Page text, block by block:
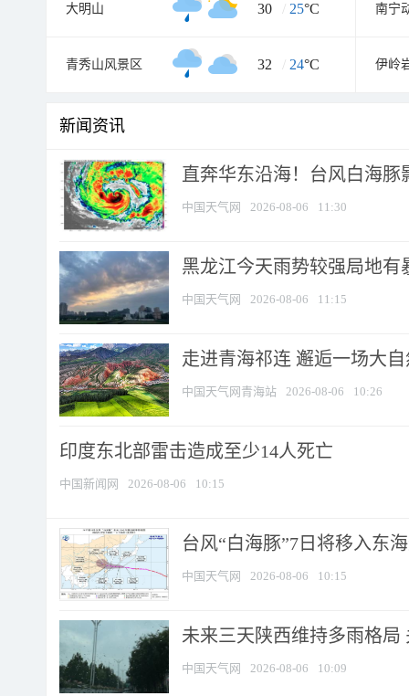
大明山 30 / 25°C 南宁
青秀山风景区 32 / 24°C 伊岭
新闻资讯
直奔华东沿海！台风白海豚
中国天气网 2026-08-06 11:30
黑龙江今天雨势较强局地有
中国天气网 2026-08-06 11:15
走进青海祁连 邂逅一场大
中国天气网青海站 2026-08-06 10:26
印度东北部雷击造成至少14人死亡
中国新闻网 2026-08-06 10:15
台风“白海豚”7日将移入东
中国天气网 2026-08-06 10:15
未来三天陕西维持多雨格局
中国天气网 2026-08-06 10:09